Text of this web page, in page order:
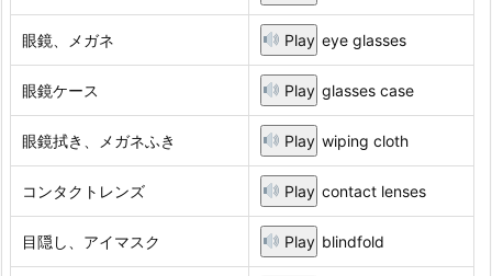
眼鏡、メガネ Play eye glasses
眼鏡ケース Play glasses case
眼鏡拭き、メガネふき Play wiping cloth
コンタクトレンズ Play contact lenses
目隠し、アイマスク Play blindfold